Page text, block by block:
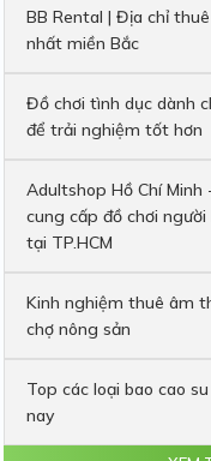
BB Rental | Địa chỉ
nhất miền Bắc
Đồ chơi tình dục dành
để trải nghiệm tốt hơn
Adultshop Hồ Chí Minh
cung cấp đồ chơi
tại TP.HCM
Kinh nghiệm thuê âm
chợ nông sản
Top các loại bao cao
nay